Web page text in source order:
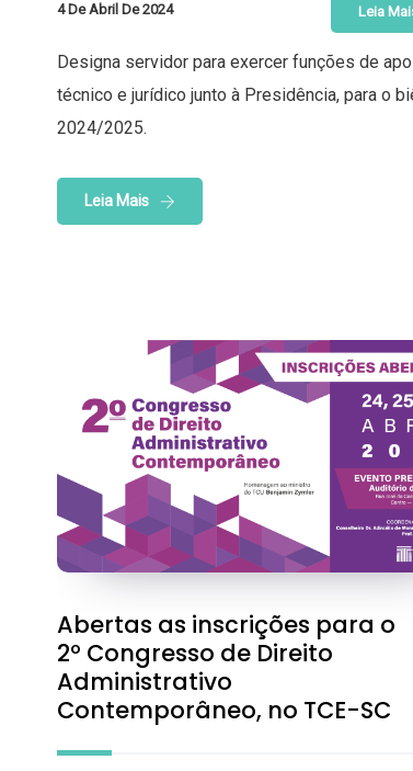
4 De Abril De 2024 Leia
Designa servidor para exercer funções de
técnico e jurídico junto à Presidência, para o
2024/2025.
Leia Mais
Abertas as inscrições para o
2º Congresso de Direito
Administrativo
Contemporâneo, no TCE-SC